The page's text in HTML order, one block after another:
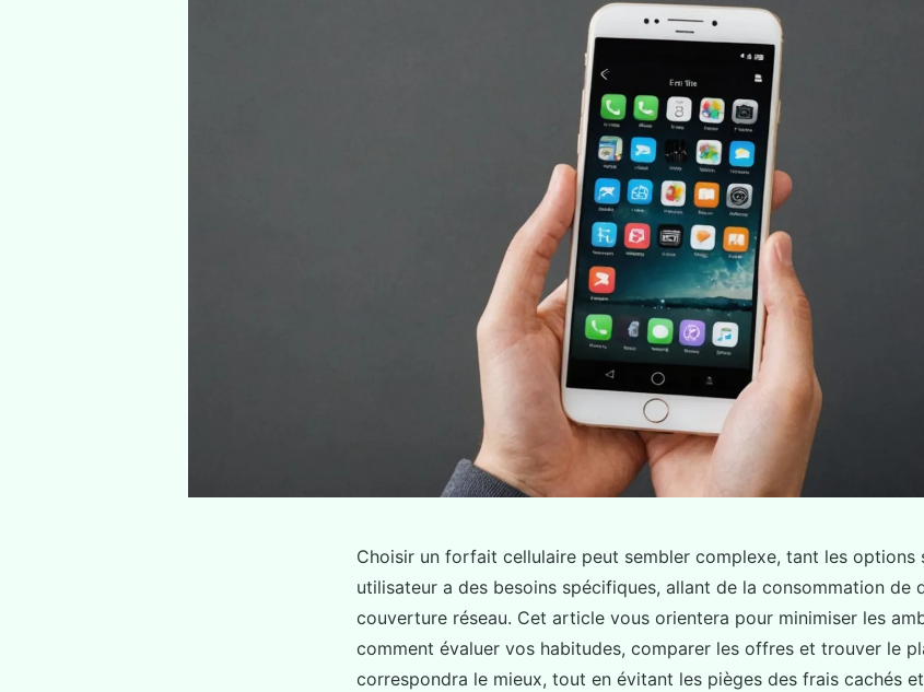
Choisir un forfait cellulaire peut sembler complexe, tant les options
utilisateur a des besoins spécifiques, allant de la consommation de
couverture réseau. Cet article vous orientera pour minimiser les
comment évaluer vos habitudes, comparer les offres et trouver le
correspondra le mieux, tout en évitant les pièges des frais cachés